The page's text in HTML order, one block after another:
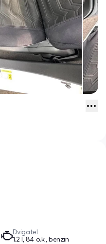
Dvigatel
1.2 l, 84 o.k., benzin